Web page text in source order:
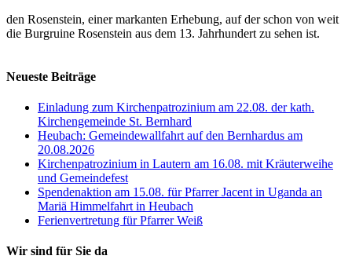
den Rosenstein, einer markanten Erhebung, auf der schon von weit
die Burgruine Rosenstein aus dem 13. Jahrhundert zu sehen ist.
Neueste Beiträge
Einladung zum Kirchenpatrozinium am 22.08. der kath.
Kirchengemeinde St. Bernhard
Heubach: Gemeindewallfahrt auf den Bernhardus am
20.08.2026
Kirchenpatrozinium in Lautern am 16.08. mit Kräuterweihe
und Gemeindefest
Spendenaktion am 15.08. für Pfarrer Jacent in Uganda an
Mariä Himmelfahrt in Heubach
Ferienvertretung für Pfarrer Weiß
Wir sind für Sie da